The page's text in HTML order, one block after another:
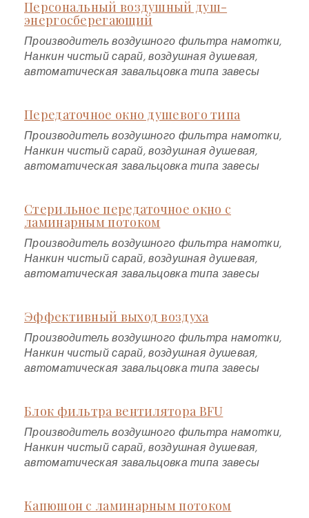
Персональный воздушный душ-
энергосберегающий
Производитель воздушного фильтра намотки,
Нанкин чистый сарай, воздушная душевая,
автоматическая завальцовка типа завесы
Передаточное окно душевого типа
Производитель воздушного фильтра намотки,
Нанкин чистый сарай, воздушная душевая,
автоматическая завальцовка типа завесы
Стерильное передаточное окно с
ламинарным потоком
Производитель воздушного фильтра намотки,
Нанкин чистый сарай, воздушная душевая,
автоматическая завальцовка типа завесы
Эффективный выход воздуха
Производитель воздушного фильтра намотки,
Нанкин чистый сарай, воздушная душевая,
автоматическая завальцовка типа завесы
Блок фильтра вентилятора BFU
Производитель воздушного фильтра намотки,
Нанкин чистый сарай, воздушная душевая,
автоматическая завальцовка типа завесы
Капюшон с ламинарным потоком